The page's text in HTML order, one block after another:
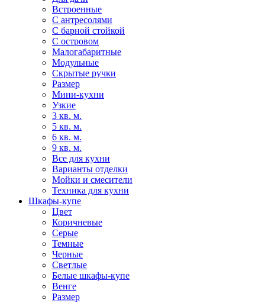
Встроенные
С антресолями
С барной стойкой
С островом
Малогабаритные
Модульные
Скрытые ручки
Размер
Мини-кухни
Узкие
3 кв. м.
5 кв. м.
6 кв. м.
9 кв. м.
Все для кухни
Варианты отделки
Мойки и смесители
Техника для кухни
Шкафы-купе
Цвет
Коричневые
Серые
Темные
Черные
Светлые
Белые шкафы-купе
Венге
Размер